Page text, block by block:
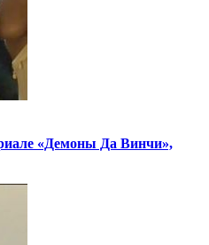
«Демоны Да Винчи»,